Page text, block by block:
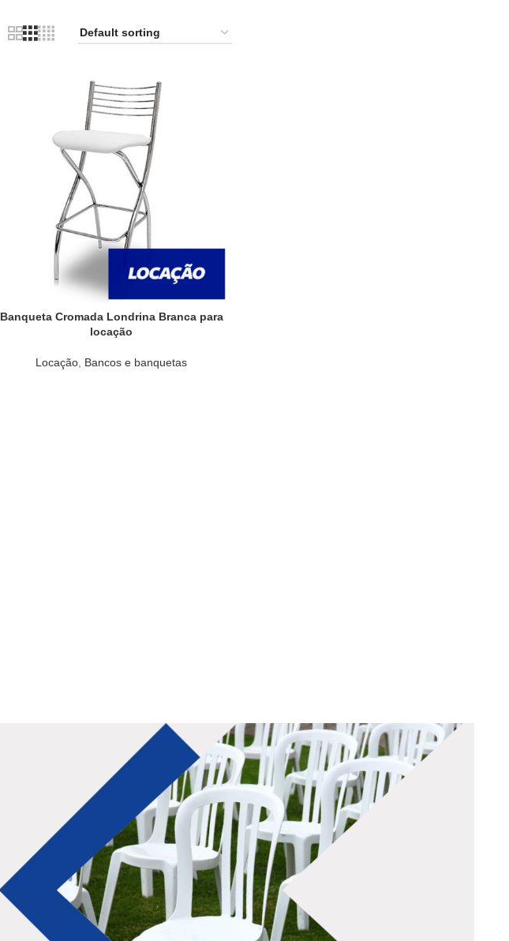
Banqueta Cromada Londrina Branca para
locação
Locação Bancos e banquetas